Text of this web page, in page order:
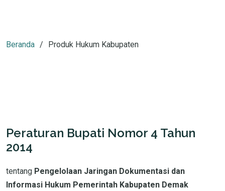
Beranda Produk Hukum Kabupaten
Peraturan Bupati Nomor 4 Tahun
2014
tentang Pengelolaan Jaringan Dokumentasi dan
Informasi Hukum Pemerintah Kabupaten Demak